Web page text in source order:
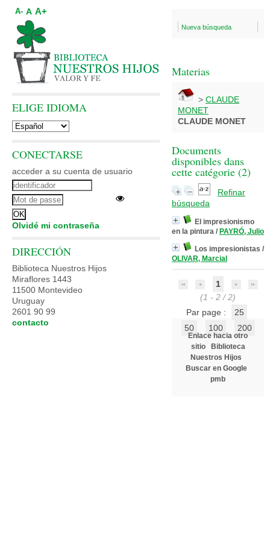
Nueva búsqueda
Materias
> CLAUDE
MONET
CLAUDE MONET
Documents
disponibles dans
cette catégorie (2)
Refinar
búsqueda
El impresionismo
en la pintura / PAYRÓ, Julio
Los impresionistas /
OLIVAR, Marcial
1
(1 - 2 / 2)
Par page :
25
50
100 200
Enlace hacia otro
sitio
Biblioteca
Nuestros Hijos
Buscar en Google
pmb
A- A A+
ELIGE IDIOMA
CONECTARSE
acceder a su cuenta de usuario
Olvidé mi contraseña
DIRECCIÓN
Biblioteca Nuestros Hijos
Miraflores 1443
11500 Montevideo
Uruguay
2601 90 99
contacto